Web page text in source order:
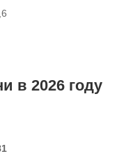
в 2026 году